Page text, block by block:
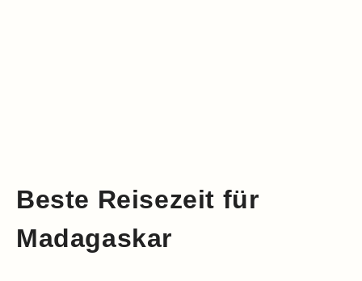
Beste Reisezeit für
Madagaskar